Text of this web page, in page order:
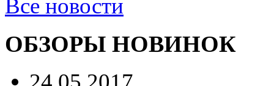
Все новости
ОБЗОРЫ НОВИНОК